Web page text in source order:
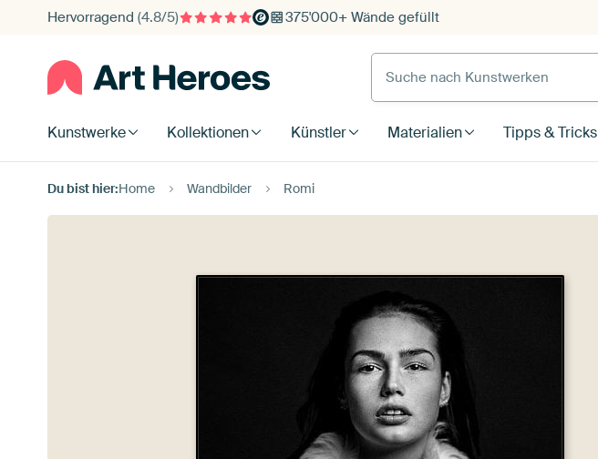
Hervorragend (4.8/5) 375'000+ Wände gefüllt
Suche nach Kunstwerken
Kunstwerke Kollektionen Künstler Materialien Tipps & Tricks
Du bist hier:Home Wandbilder Romi